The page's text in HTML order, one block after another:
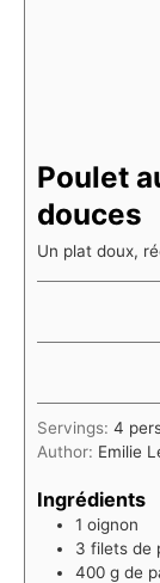
Poulet
douces
Un plat doux,
Servings: 4
Author: Emilie
Ingrédients
1 oignon
3 filets de
400 g de